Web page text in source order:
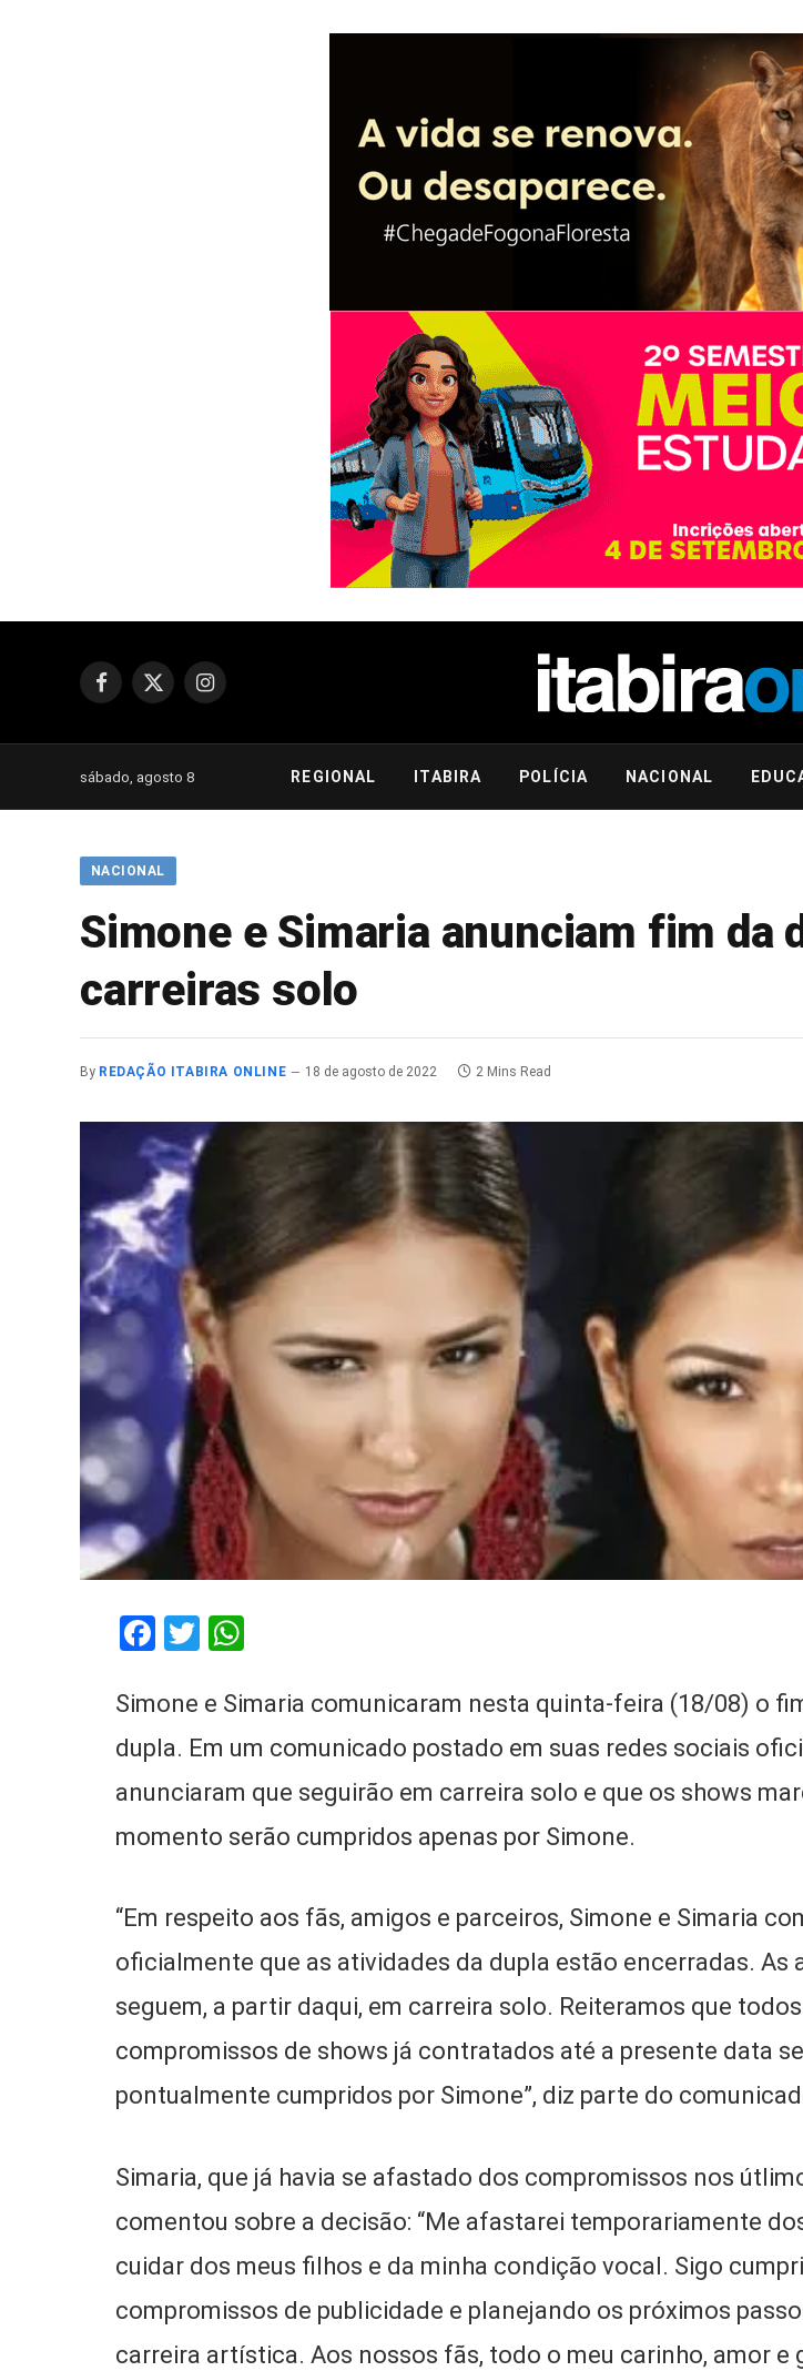
Facebook
X
Instagram
sábado, agosto 8 REGIONAL ITABIRA POLÍCIA NACIONAL
NACIONAL
Simone e Simaria anunciam fim da
carreiras solo
By REDAÇÃO ITABIRA ONLINE 18 de agosto de 2022 2 Mins Read
Facebook
Twitter
Simone e Simaria comunicaram nesta quinta-feira (18/08) o
dupla. Em um comunicado postado em suas redes sociais
anunciaram que seguirão em carreira solo e que os shows
momento serão cumpridos apenas por Simone.
“Em respeito aos fãs, amigos e parceiros, Simone e Simaria
oficialmente que as atividades da dupla estão encerradas. As
seguem, a partir daqui, em carreira solo. Reiteramos que
compromissos de shows já contratados até a presente data
pontualmente cumpridos por Simone”, diz parte do
Simaria, que já havia se afastado dos compromissos nos
comentou sobre a decisão: “Me afastarei temporariamente
cuidar dos meus filhos e da minha condição vocal. Sigo
compromissos de publicidade e planejando os próximos
carreira artística. Aos nossos fãs, todo o meu carinho, amor e